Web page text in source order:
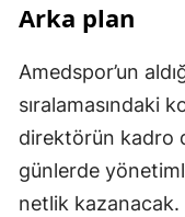
Arka plan
Amedspor’un
sıralamasındaki
direktörün kadro
günlerde
netlik kazanacak.